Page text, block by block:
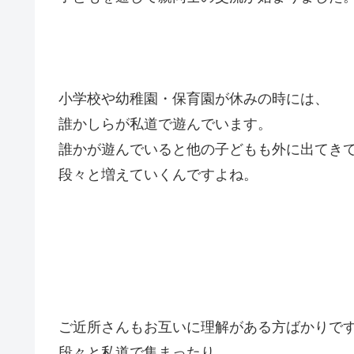
小学校や幼稚園・保育園が休みの時には、
誰かしらが私道で遊んでいます。
誰かが遊んでいると他の子どもも外に出てきて
段々と増えていくんですよね。
ご近所さんもお互いに理解がある方ばかりです